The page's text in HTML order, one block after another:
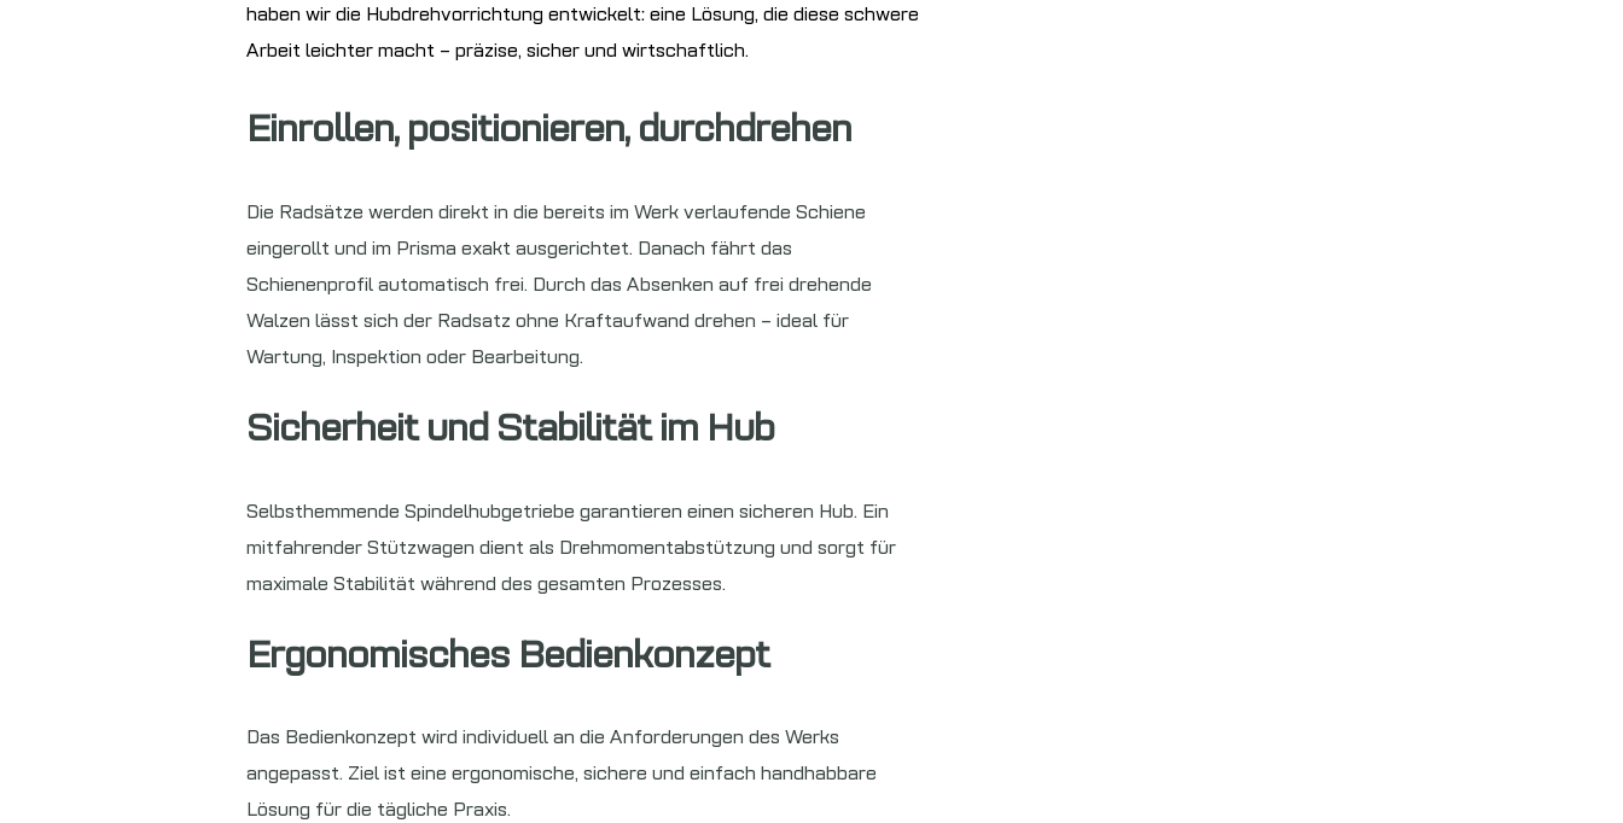
haben wir die Hubdrehvorrichtung entwickelt: eine Lösung, die diese schwere
Arbeit leichter macht – präzise, sicher und wirtschaftlich.
Einrollen, positionieren, durchdrehen
Die Radsätze werden direkt in die bereits im Werk verlaufende Schiene
eingerollt und im Prisma exakt ausgerichtet. Danach fährt das
Schienenprofil automatisch frei. Durch das Absenken auf frei drehende
Walzen lässt sich der Radsatz ohne Kraftaufwand drehen – ideal für
Wartung, Inspektion oder Bearbeitung.
Sicherheit und Stabilität im Hub
Selbsthemmende Spindelhubgetriebe garantieren einen sicheren Hub. Ein
mitfahrender Stützwagen dient als Drehmomentabstützung und sorgt für
maximale Stabilität während des gesamten Prozesses.
Ergonomisches Bedienkonzept
Das Bedienkonzept wird individuell an die Anforderungen des Werks
angepasst. Ziel ist eine ergonomische, sichere und einfach handhabbare
Lösung für die tägliche Praxis.